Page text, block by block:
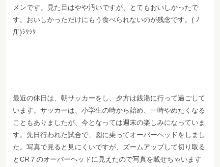
メンです。見た目はやや汚いですが、とてもおいしかったで
す。おいしかっただけにもう食べられないのが残念です。( ﾉ
Д`)ｼｸｼｸ…
最近の休日は、朝サッカーをし、夕方は銭湯に行って過ごして
います。サッカーは、小学生の時から始め、一時やめたくなる
こともありましたが、今となっては週末の楽しみになっていま
す。先日行われた試合で、図に乗ってオーバーヘッドをしまし
た。写真で見ると見にくいですが、ズームアップして切り取る
とCR７のオーバーヘッドに見えたので写真を載せちゃいます